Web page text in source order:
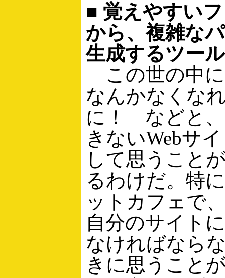
■ 覚えやすい
から、複雑な
生成するツール
この世の中
なんかなくな
に！ などと
きないWebサ
して思うこと
るわけだ。特
ットカフェで
自分のサイト
なければなら
きに思うこと